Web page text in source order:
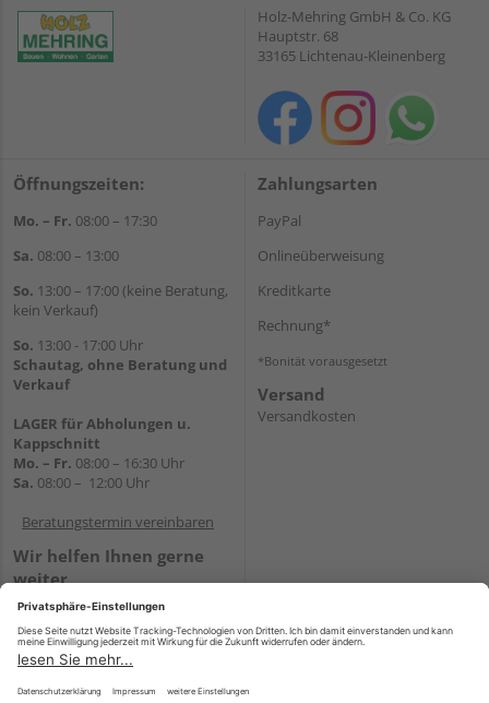
Holz-Mehring GmbH & Co. KG
Hauptstr. 68
33165 Lichtenau-Kleinenberg
Öffnungszeiten:
Mo. – Fr. 08:00 – 17:30
Sa. 08:00 – 13:00
So. 13:00 – 17:00 (keine Beratung,
kein Verkauf)
So. 13:00 - 17:00 Uhr
Schautag, ohne Beratung und
Verkauf
LAGER für Abholungen u.
Kappschnitt
Mo. – Fr. 08:00 – 16:30 Uhr
Sa. 08:00 – 12:00 Uhr
Beratungstermin vereinbaren
Wir helfen Ihnen gerne
weiter
Tel.:+49 5647 94660
WhatsApp
Zahlungsarten
PayPal
Onlineüberweisung
Kreditkarte
Rechnung*
*Bonität vorausgesetzt
Versand
Versandkosten